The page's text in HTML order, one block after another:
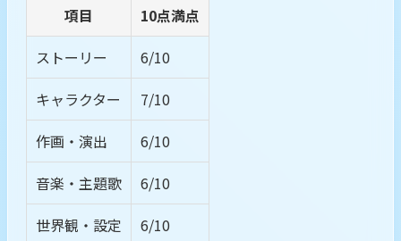
項目
10点満点
ストーリー
6/10
キャラクター
7/10
作画・演出
6/10
音楽・主題歌
6/10
世界観・設定
6/10